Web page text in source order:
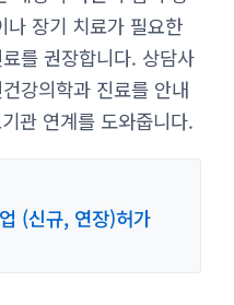
나 장기 치료가 필요한
를 권장합니다. 상담사
강의학과 진료를 안내
관 연계를 도와줍니다.
(신규, 연장)허가